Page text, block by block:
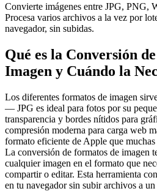
Convierte imágenes entre JPG, PNG,
Procesa varios archivos a la vez por
navegador, sin subidas.
Qué es la Conversión
Imagen y Cuándo la
Los diferentes formatos de imagen
— JPG es ideal para fotos por su
transparencia y bordes nítidos para
compresión moderna para carga web
formato eficiente de Apple que
La conversión de formatos de imagen
cualquier imagen en el formato que
compartir o editar. Esta herramienta
en tu navegador sin subir archivos a